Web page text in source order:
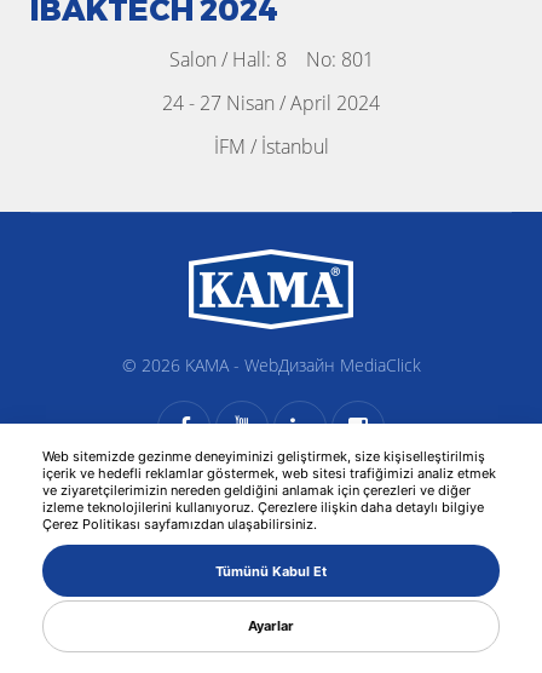
Web sitemizde gezinme deneyiminizi geliştirmek, size kişiselleştirilmiş
içerik ve hedefli reklamlar göstermek, web sitesi trafiğimizi analiz etmek
ve ziyaretçilerimizin nereden geldiğini anlamak için çerezleri ve diğer
izleme teknolojilerini kullanıyoruz. Çerezlere ilişkin daha detaylı bilgiye
Çerez Politikası sayfamızdan ulaşabilirsiniz.
Tümünü Kabul Et
Ayarlar
IBAKTECH 2024
Salon / Hall: 8 No: 801
24 - 27 Nisan / April 2024
İFM / İstanbul
© 2026 KAMA - WebДизайн MediaClick